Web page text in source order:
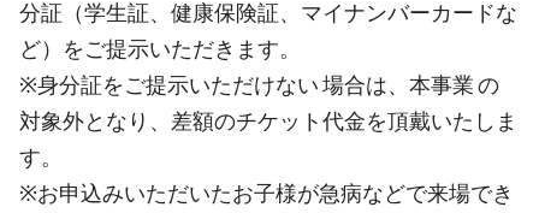
分証（学生証、健康保険証、マイナンバーカードな
ど）をご提示いただきます。
※身分証をご提示いただけない 場合は、本事業 の
対象外となり、差額のチケット代金を頂戴いたしま
す。
※お申込みいただいたお子様が急病などで来場でき